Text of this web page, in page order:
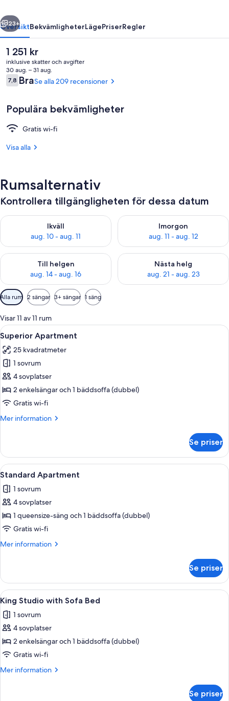
Nästa
23+
ÖversiktBekvämligheterLägePriserRegler
Det
nuvarande
priset
är
1 251 kr
1 251 kr
inklusive skatter och avgifter
30 aug. – 31 aug.
Recensioner
7,87,8 av 10,
BraSe alla 209 recensioner
Populära bekvämligheter
Gratis wi-fi
Visa alla
Rumsalternativ
Kontrollera tillgängligheten för dessa datum
Ikväll
aug. 10 - aug. 11
Kontrollera tillgängligheten för ikväll aug. 10 - aug. 11
Imorgon
aug. 11 - aug. 12
Kontrollera tillgängligheten
Till helgen
aug. 14 - aug. 16
Kontrollera tillgängligheten för den här helgen aug. 14 - aug.
Nästa helg
aug. 21 - aug. 23
Kontrollera tillgängligheten
Tillgängliga
filter
för
rum
Alla rum 2 sängar 3+ sängar 1 säng
Visar 11 av 11 rum
Öppna
alla
foton
för
Superior
Apartment
Ett kompakt bostadsutrymme med
8
Superior Apartment
25 kvadratmeter
1 sovrum
4 sovplatser
2 enkelsängar och 1 bäddsoffa (dubbel)
Gratis wi-fi
Mer information
Mer
Apartment
Se priser
Öppna
alla
foton
för
Standard
Apartment
Ett modernt kök med mörka skåp,
6
Standard Apartment
1 sovrum
4 sovplatser
1 queensize-säng och 1 bäddsoffa (dubbel)
Gratis wi-fi
Mer information
Mer
Apartment
Se priser
Öppna
alla
foton
för
King
Studio
with
Ett modernt vardagsrum med en
2
King Studio with Sofa Bed
1 sovrum
4 sovplatser
2 enkelsängar och 1 bäddsoffa (dubbel)
Gratis wi-fi
Mer information
Mer
Se priser